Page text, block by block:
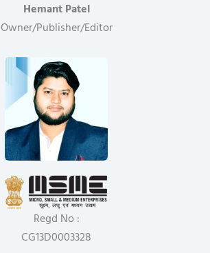
Hemant Patel
Owner/Publisher/Editor
Regd No :
CG13D0003328